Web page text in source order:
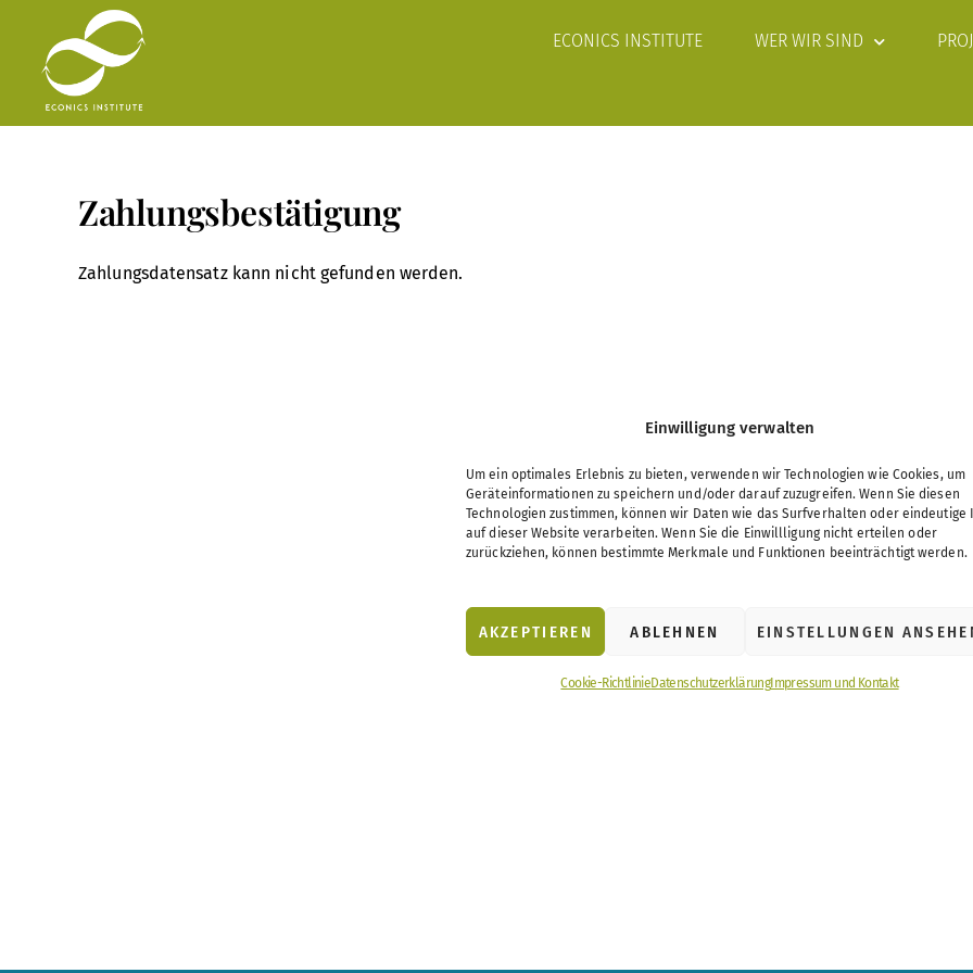
Einwilligung verwalten
Um ein optimales Erlebnis zu bieten, verwenden wir Technologien wie Cookies, um
Geräteinformationen zu speichern und/oder darauf zuzugreifen. Wenn Sie diesen
Technologien zustimmen, können wir Daten wie das Surfverhalten oder eindeutige
auf dieser Website verarbeiten. Wenn Sie die Einwillligung nicht erteilen oder
zurückziehen, können bestimmte Merkmale und Funktionen beeinträchtigt werden.
AKZEPTIEREN ABLEHNEN EINSTELLUNGEN
Cookie-RichtlinieDatenschutzerklärungImpressum und Kontakt
springen
ECONICS INSTITUTE WER WIR SIND
Zahlungsbestätigung
Zahlungsdatensatz kann nicht gefunden werden.